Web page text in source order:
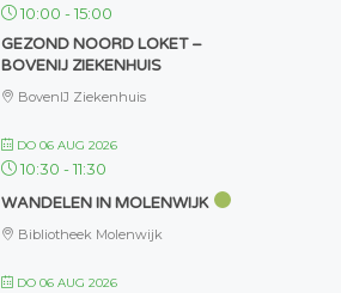
10:00 -15:00
GEZOND NOORD LOKET –
BOVENIJ ZIEKENHUIS
BovenIJ Ziekenhuis
DO 06 AUG 2026
10:30 -11:30
WANDELEN IN MOLENWIJK
Bibliotheek Molenwijk
DO 06 AUG 2026